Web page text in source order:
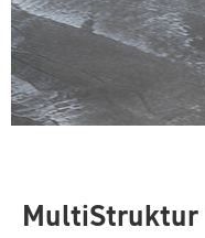
MultiStruktur